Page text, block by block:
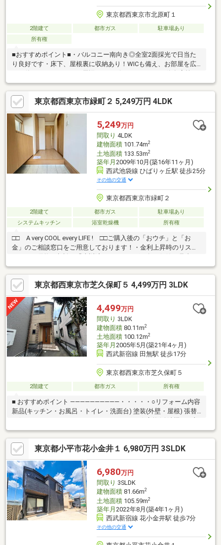
東京都西東京市北原町１
2階建て 都市ガス
駐車場あり
所有権
■おすすめポイント■・バルコニー南向き◎全室2面採光で日当た
り良好です・床下、屋根裏に収納あり！WICも備え、お部屋を広
商業誌施設充実♪■周辺環境■・谷戸幼稚園 徒歩約6分・田無北原
保育園 徒歩約7分・谷戸第二小学校 徒歩約7分・田無第二中学
校 徒歩約3分・ファミリーマート西東京谷戸町店 徒歩約6分・
マルエツ保谷住吉店 徒歩約12分・ドン・キホーテ田無駅前店
車約4分・ひばりが丘PARCO 車約5分・田無緑町郵便局 徒歩約
10分・知念医院 徒歩約4分・西東京市役所 車約5分・北原第2
自動遊園 徒歩約7分
東京都西東京市緑町２ 5,249万円 4LDK
5,249万円
間取り 4LDK
建物面積101.74m2
土地面積133.53m2
築年月 2009年10月(築16年11ヶ月)
西武池袋線 ひばりヶ丘駅 徒歩25分
その他の交通
東京都西東京市緑町２
2階建て 都市ガス
駐車場あり
システムキッチン
浴室乾燥機 所有権
□□ A very COOL every LIFE ! □□ご購入後の「おウチ」と「お
金」のご相談窓口をご用意しております！・金利上昇時のリスク
し・・・etc・おウチの設備保証や定期点検、駆け付けサービ
ス・・・etcまずはお気軽に現地をご覧下さいませ。物件の詳細に
ついて、ご見学希望のお客様は下記番号までお気軽にご連絡下さ
い。お問い合わせ専用フリーダイヤル ：０１２０－５１０ー００
３
東京都西東京市芝久保町５ 4,499万円 3LDK
4,499万円
間取り 3LDK
建物面積80.11m2
土地面積100.12m2
築年月 2005年5月(築21年4ヶ月)
西武新宿線 田無駅 徒歩17分
東京都西東京市芝久保町５
2階建て 都市ガス 所有権
■ おすすめポイント ――――――――――・・・・・○リフォーム内容
新品(キッチン・お風呂・トイレ・洗面台) 塗装(外壁・屋根) 張替
建具) 室内クリーニング・シロアリ点検○カースペース1台(車種規
制有り)○庭付きのLDK広々約15.7帖■ ライフインフォメーション
――――――――・・・・・○けやき小学校 徒歩10分 （約770ｍ）○
田無第三中学校 徒歩6分 （約440ｍ）○オーケー田無芝久保店
徒歩8分 （約610ｍ）○ファミリーマート田無芝久保店 徒歩4分
（約310ｍ）
東京都小平市花小金井１ 6,980万円 3SLDK
6,980万円
間取り 3SLDK
建物面積81.66m2
土地面積105.59m2
築年月 2022年8月(築4年1ヶ月)
西武新宿線 花小金井駅 徒歩7分
その他の交通